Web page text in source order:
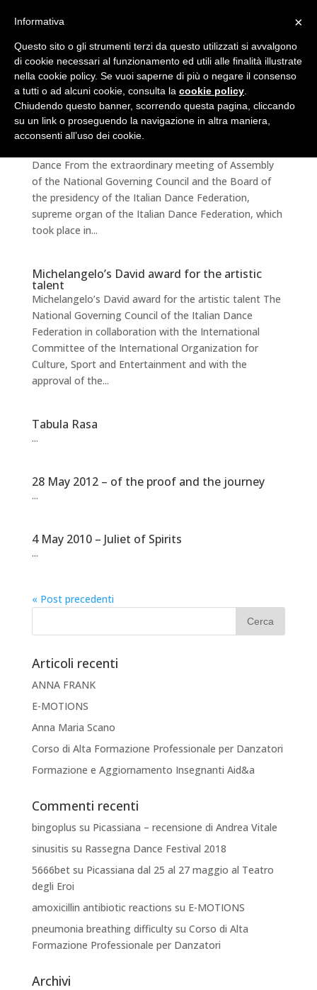
Technical and General Manager of Superior
Council of Dance
Dance From the extraordinary meeting of Assembly
of the National Governing Council and the Board of
the presidency of the Italian Dance Federation,
supreme organ of the Italian Dance Federation, which
took place in...
Michelangelo’s David award for the artistic
talent
Michelangelo’s David award for the artistic talent The
National Governing Council of the Italian Dance
Federation in collaboration with the International
Committee of the International Organization for
Culture, Sport and Entertainment and with the
approval of the...
Tabula Rasa
...
28 May 2012 – of the proof and the journey
...
4 May 2010 – Juliet of Spirits
...
« Post precedenti
Articoli recenti
ANNA FRANK
E-MOTIONS
Anna Maria Scano
Corso di Alta Formazione Professionale per Danzatori
Formazione e Aggiornamento Insegnanti Aid&a
Commenti recenti
bingoplus su Picassiana – recensione di Andrea Vitale
sinusitis su Rassegna Dance Festival 2018
5666betsu Picassiana dal 25 al 27 maggio al Teatro
degli Eroi
amoxicillin antibiotic reactions su E-MOTIONS
pneumonia breathing difficultysu Corso di Alta
Formazione Professionale per Danzatori
Archivi
×
Informativa
Questo sito o gli strumenti terzi da questo utilizzati si avvalgono
di cookie necessari al funzionamento ed utili alle finalità illustrate
nella cookie policy. Se vuoi saperne di più o negare il consenso
a tutti o ad alcuni cookie, consulta la cookie policy
Chiudendo questo banner, scorrendo questa pagina, cliccando
su un link o proseguendo la navigazione in altra maniera,
acconsenti all’uso dei cookie.